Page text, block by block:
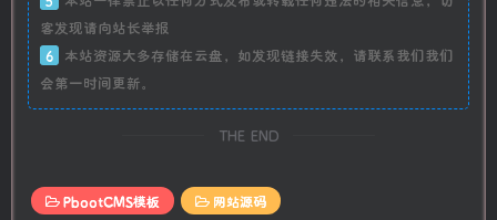
客发现请向站长举报
6
本站资源大多存储在云盘，如发现链接失效，请联系我们我们
会第一时间更新。
THE END
PbootCMS模板
网站源码